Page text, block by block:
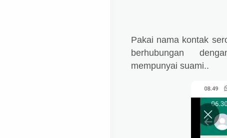
Pakai nama kontak
berhubungan
mempunyai suami..